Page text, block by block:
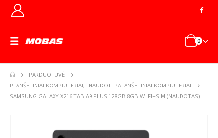
0
PARDUOTUVĖ
PLANŠETINIAI KOMPIUTERIAI,
NAUDOTI PALANŠETINIAI KOMPIUTERIAI
SAMSUNG GALAXY X216 TAB A9 PLUS 128GB 8GB WI-FI+SIM (NAUDOTAS)